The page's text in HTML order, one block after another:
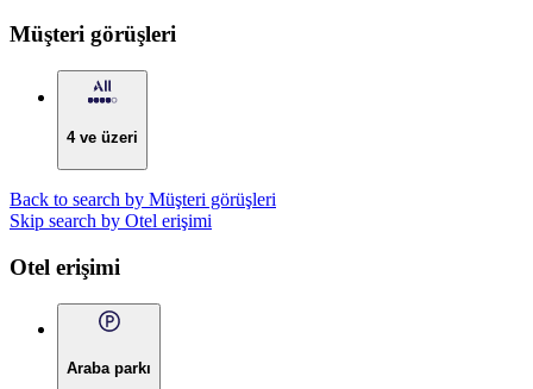
Müşteri görüşleri
4 ve üzeri
Back to search by Müşteri görüşleri
Skip search by Otel erişimi
Otel erişimi
Araba parkı